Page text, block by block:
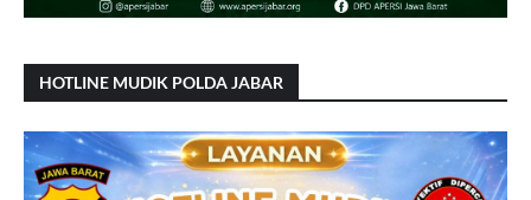
HOTLINE MUDIK POLDA JABAR